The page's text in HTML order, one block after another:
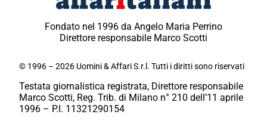
Fondato nel 1996 da Angelo Maria Perrino
Direttore responsabile Marco Scotti
© 1996 – 2026 Uomini & Affari S.r.l. Tutti i diritti sono riservati
Testata giornalistica registrata, Direttore responsabile
Marco Scotti, Reg. Trib. di Milano n° 210 dell’11 aprile
1996 – P.I. 11321290154